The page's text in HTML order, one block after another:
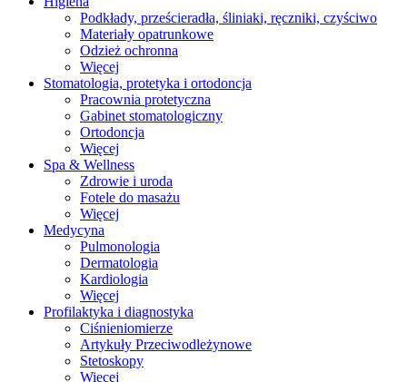
Podkłady, prześcieradła, śliniaki, ręczniki, czyściwo
Materiały opatrunkowe
Odzież ochronna
Więcej
Stomatologia, protetyka i ortodoncja
Pracownia protetyczna
Gabinet stomatologiczny
Ortodoncja
Więcej
Spa & Wellness
Zdrowie i uroda
Fotele do masażu
Więcej
Medycyna
Pulmonologia
Dermatologia
Kardiologia
Więcej
Profilaktyka i diagnostyka
Ciśnieniomierze
Artykuły Przeciwodleżynowe
Stetoskopy
Więcej